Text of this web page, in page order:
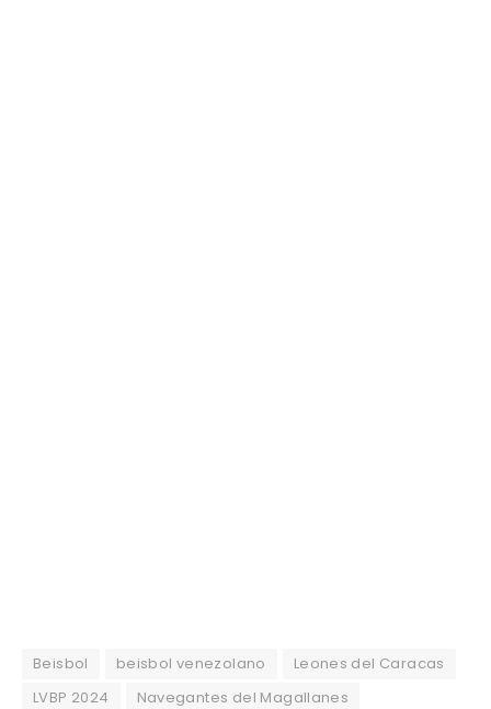
Beisbol beisbol venezolano
Leones del Caracas
LVBP 2024
Navegantes del Magallanes